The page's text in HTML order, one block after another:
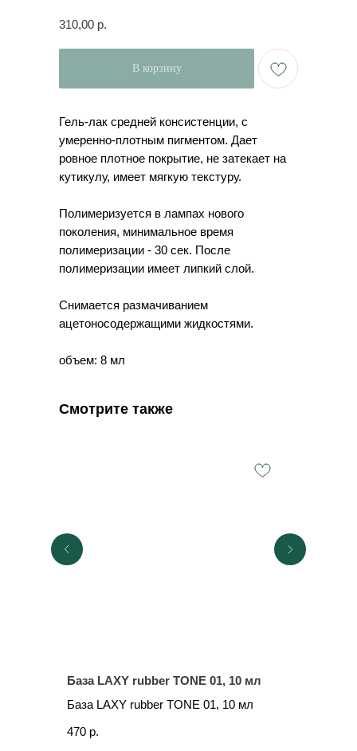
310,00 р.
В корзину
Гель-лак средней консистенции, с
умеренно-плотным пигментом. Дает
ровное плотное покрытие, не затекает на
кутикулу, имеет мягкую текстуру.
Полимеризуется в лампах нового
поколения, минимальное время
полимеризации - 30 сек. После
полимеризации имеет липкий слой.
Снимается размачиванием
ацетоносодержащими жидкостями.
объем: 8 мл
Смотрите также
База LAXY rubber TONE 01, 10 мл
База LAXY rubber TONE 01, 10 мл
470 р.